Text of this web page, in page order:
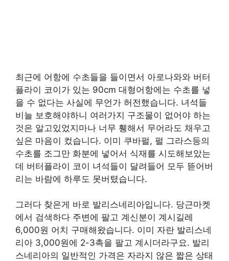
최근에 어항에 수초들을 들이면서 아로나와와 버터
플라이 코이가 있는 90cm 대형어항에는 수초를 넣
을 수 없다는 사실에 무언가 허전했습니다. 녀석들
비늘 보호해야하니 여러가지 구조물이 없어야 하는
것은 알고있었지마나 너무 휑해서 무어라도 채우고
싶은 마음이 컸습니다. 이미 쿠바펄, 펄 그라스등의
수초를 조그만 화분에 넣어서 식재를 시도해보았는
데 버터플라이 코이 녀석들이 달려들어 모두 뜯어버
리는 바람에 하루도 못버텼습니다.
그러다 찾은게 바로 발리스네리아입니다. 당근마켓
에서 검색하다 주변에 팔고 계신분이 계시길레
6,000원 어치 구매해왔습니다. 이미 자란 발리스네
리아 3,000원에 2-3촉을 팔고 계시더라구요. 발리
스네리아의 일반적인 가격은 자라지 않은 짧은 상태